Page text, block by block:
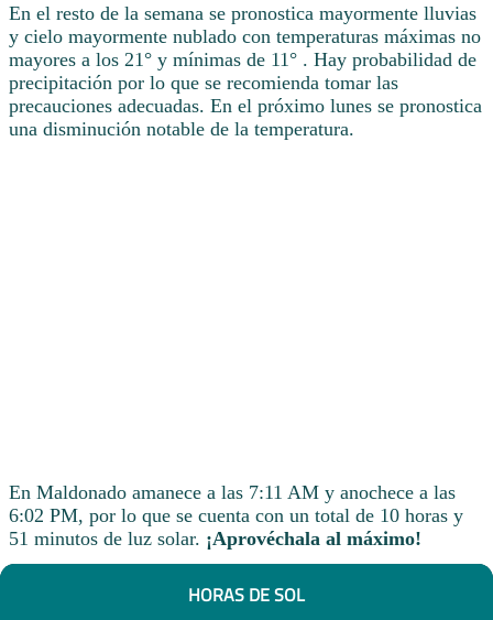
En el resto de la semana se pronostica mayormente lluvias
y cielo mayormente nublado con temperaturas máximas no
mayores a los 21° y mínimas de 11° . Hay probabilidad de
precipitación por lo que se recomienda tomar las
precauciones adecuadas. En el próximo lunes se pronostica
una disminución notable de la temperatura.
En Maldonado amanece a las 7:11 AM y anochece a las
6:02 PM, por lo que se cuenta con un total de 10 horas y
51 minutos de luz solar. ¡Aprovéchala al máximo!
HORAS DE SOL